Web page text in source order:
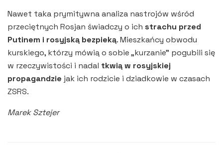
Nawet taka prymitywna analiza nastrojów wśród
przeciętnych Rosjan świadczy o ich strachu przed
Putinem i rosyjską bezpieką. Mieszkańcy obwodu
kurskiego, którzy mówią o sobie „kurzanie” pogubili się
w rzeczywistości i nadal tkwią w rosyjskiej
propagandzie jak ich rodzicie i dziadkowie w czasach
ZSRS.
Marek Sztejer